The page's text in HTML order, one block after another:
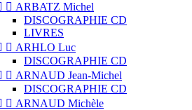
 ARBATZ Michel
DISCOGRAPHIE CD
LIVRES
 ARHLO Luc
DISCOGRAPHIE CD
 ARNAUD Jean-Michel
DISCOGRAPHIE CD
 ARNAUD Michèle